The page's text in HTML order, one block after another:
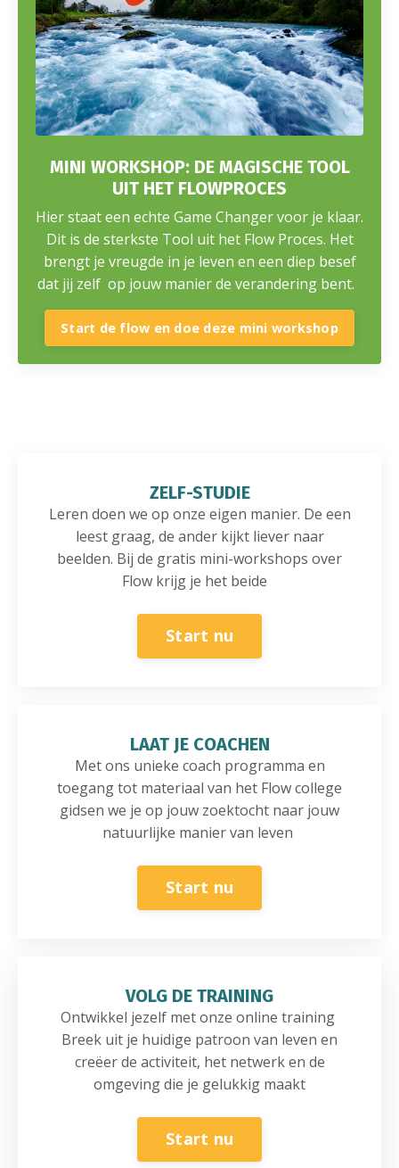
MINI WORKSHOP: DE MAGISCHE TOOL
UIT HET FLOWPROCES
Hier staat een echte Game Changer voor je klaar.
Dit is de sterkste Tool uit het Flow Proces. Het
brengt je vreugde in je leven en een diep besef
dat jij zelf op jouw manier de verandering bent.
Start de flow en doe deze mini workshop
ZELF-STUDIE
Leren doen we op onze eigen manier. De een
leest graag, de ander kijkt liever naar
beelden. Bij de gratis mini-workshops over
Flow krijg je het beide
Start nu
LAAT JE COACHEN
Met ons unieke coach programma en
toegang tot materiaal van het Flow college
gidsen we je op jouw zoektocht naar jouw
natuurlijke manier van leven
Start nu
VOLG DE TRAINING
Ontwikkel jezelf met onze online training
Breek uit je huidige patroon van leven en
creëer de activiteit, het netwerk en de
omgeving die je gelukkig maakt
Start nu